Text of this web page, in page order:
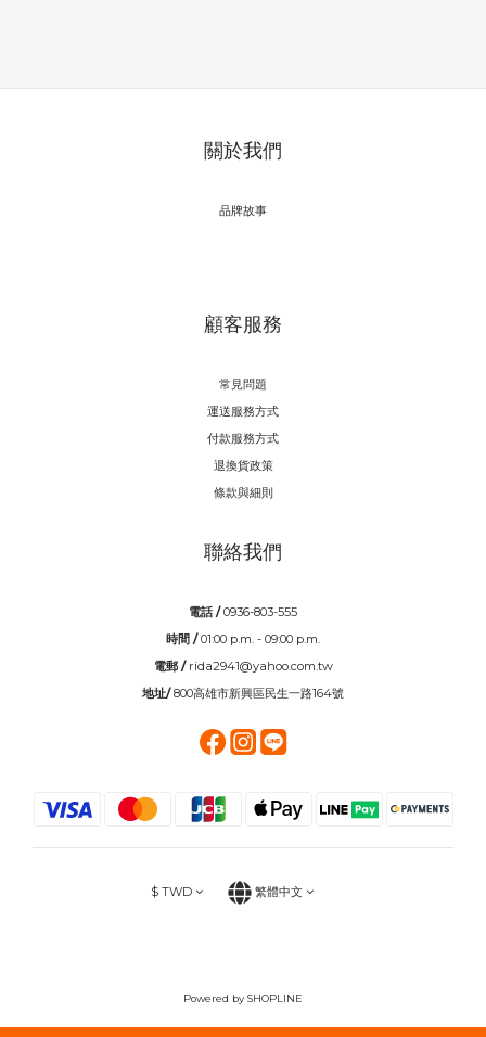
關於我們
品牌故事
顧客服務
常見問題
運送服務方式
付款服務方式
退換貨政策
條款與細則
聯絡我們
電話 /0936-803-555
時間 /01:00 p.m. - 09:00 p.m.
電郵 / rida2941@yahoo.com.tw
地址/800高雄市新興區民生一路164號
$ TWD 繁體中文
Powered by SHOPLINE